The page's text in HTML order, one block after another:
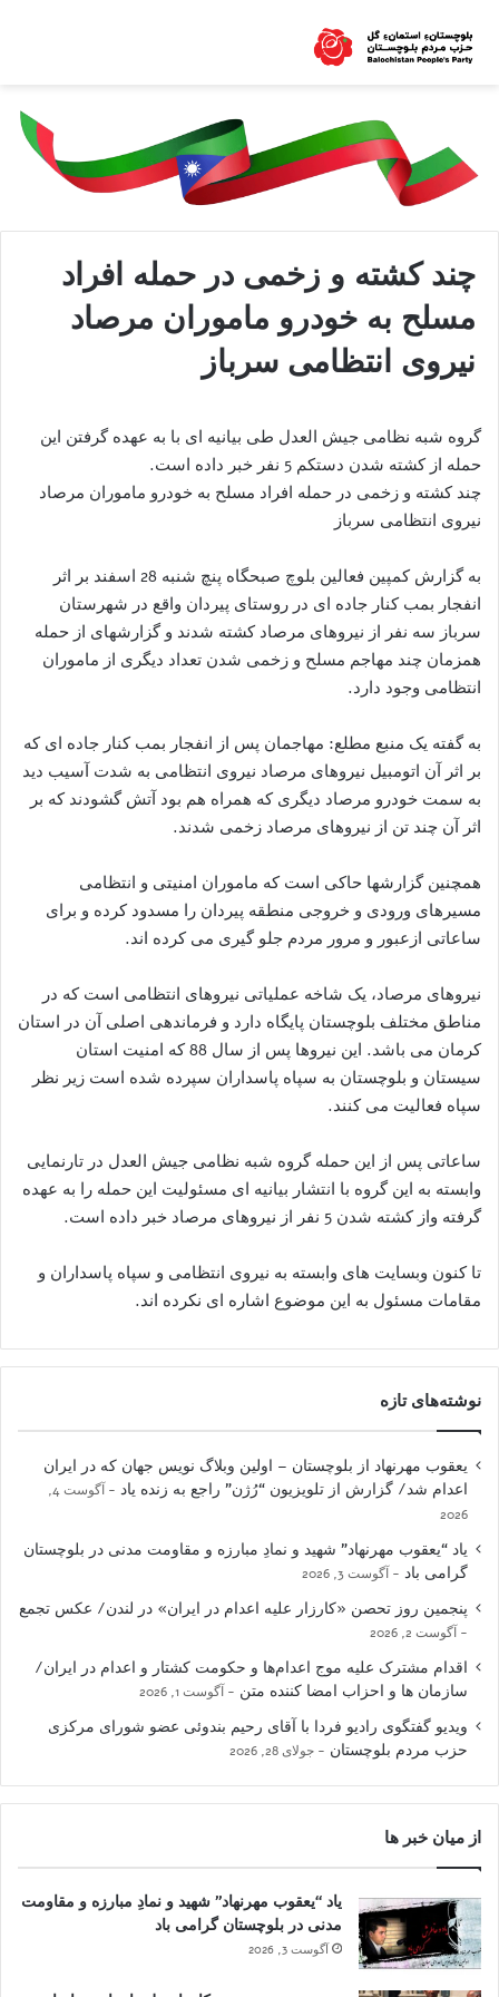
چند کشته و زخمی در حمله افراد
مسلح به خودرو ماموران مرصاد
نیروی انتظامی سرباز
گروه شبه نظامی جیش العدل طی بیانیه ای با به عهده گرفتن این
حمله از کشته شدن دستکم 5 نفر خبر داده است.
چند کشته و زخمی در حمله افراد مسلح به خودرو ماموران مرصاد
نیروی انتظامی سرباز
به گزارش کمپین فعالین بلوچ صبحگاه پنچ شنبه 28 اسفند بر اثر
انفجار بمب کنار جاده ای در روستای پیردان واقع در شهرستان
سرباز سه نفر از نیروهای مرصاد کشته شدند و گزارشهای از حمله
همزمان چند مهاجم مسلح و زخمی شدن تعداد دیگری از ماموران
انتظامی وجود دارد.
به گفته یک منبع مطلع: مهاجمان پس از انفجار بمب کنار جاده ای که
بر اثر آن اتومبیل نیروهای مرصاد نیروی انتظامی به شدت آسیب دید
به سمت خودرو مرصاد دیگری که همراه هم بود آتش گشودند که بر
اثر آن چند تن از نیروهای مرصاد زخمی شدند.
همچنین گزارشها حاکی است که ماموران امنیتی و انتظامی
مسیرهای ورودی و خروجی منطقه پیردان را مسدود کرده و برای
ساعاتی ازعبور و مرور مردم جلو گیری می کرده اند.
نیروهای مرصاد، یک شاخه عملیاتی نیروهای انتظامی است که در
مناطق مختلف بلوچستان پایگاه دارد و فرماندهی اصلی آن در استان
کرمان می باشد. این نیروها پس از سال 88 که امنیت استان
سیستان و بلوچستان به سپاه پاسداران سپرده شده است زیر نظر
سپاه فعالیت می کنند.
ساعاتی پس از این حمله گروه شبه نظامی جیش العدل در تارنمایی
وابسته به این گروه با انتشار بیانیه ای مسئولیت این حمله را به عهده
گرفته واز کشته شدن 5 نفر از نیروهای مرصاد خبر داده است.
تا کنون وبسایت های وابسته به نیروی انتظامی و سپاه پاسداران و
مقامات مسئول به این موضوع اشاره ای نکرده اند.
نوشته‌های تازه
یعقوب مهرنهاد از بلوچستان – اولین وبلاگ نویس جهان که در ایران
اعدام شد/ گزارش از تلویزیون “رُژن” راجع به زنده یاد
آگوست 4,
2026
یاد “یعقوب مهرنهاد” شهید و نمادِ مبارزه و مقاومت مدنی در بلوچستان
گرامی باد
آگوست 3, 2026
پنجمین روز تحصن «کارزار علیه اعدام در ایران» در لندن/ عکس تجمع
آگوست 2, 2026
اقدام مشترک علیه موج اعدام‌ها و حکومت کشتار و اعدام در ایران/
سازمان ها و احزاب امضا کننده متن
آگوست 1, 2026
ویدیو گفتگوی رادیو فردا با آقای رحیم بندوئی عضو شورای مرکزی
حزب مردم بلوچستان
جولای 28, 2026
از میان خبر ها
یاد “یعقوب مهرنهاد” شهید و نمادِ مبارزه و مقاومت
مدنی در بلوچستان گرامی باد
آگوست 3, 2026